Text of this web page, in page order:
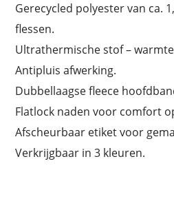
Gerecycled polyester van ca.
flessen.
Ultrathermische stof –
Antipluis afwerking.
Dubbellaagse fleece
Flatlock naden voor comfort
Afscheurbaar etiket voor
Verkrijgbaar in 3 kleuren.